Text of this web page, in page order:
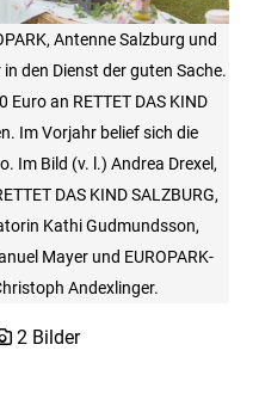
Antenne Salzburg und
den Dienst der guten Sache.
an RETTET DAS KIND
Im Vorjahr belief sich die
Im Bild (v. l.) Andrea Drexel,
DAS KIND SALZBURG,
Kathi Gudmundsson,
Mayer und EUROPARK-
Andexlinger.
2 Bilder